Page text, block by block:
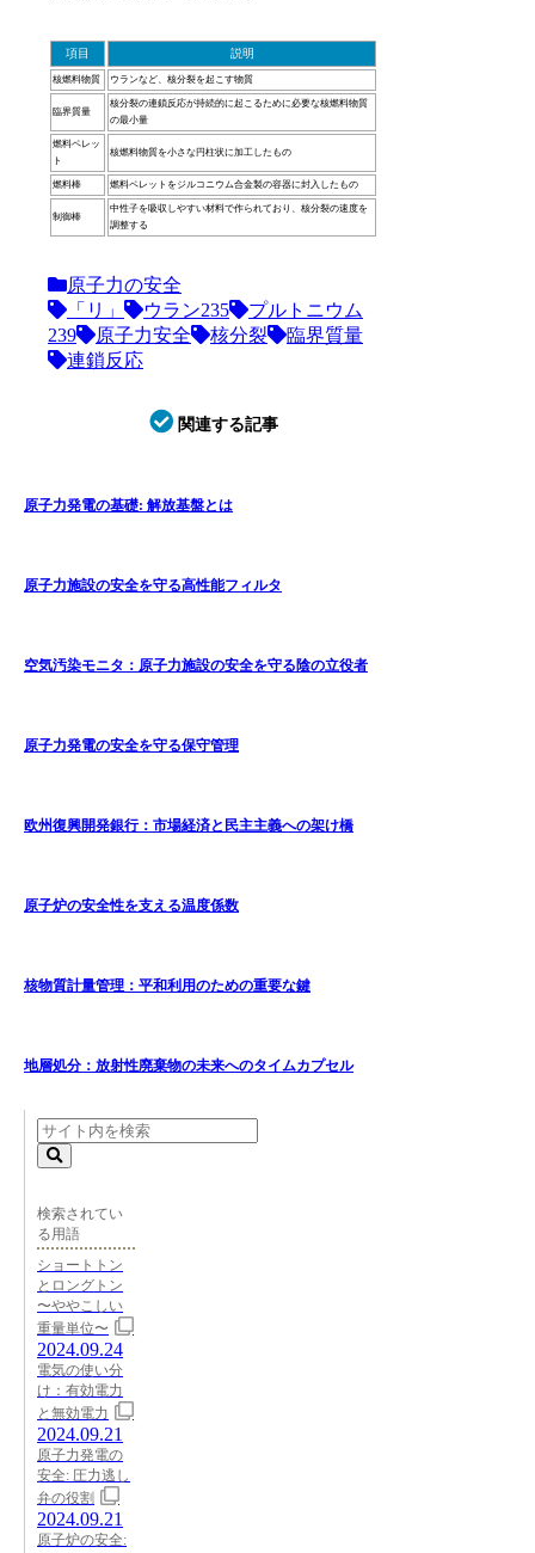
項目 説明
核燃料物質 ウランなど、核分裂を起こす物質
臨界質量
核分裂の連鎖反応が持続的に起こるために必要な核燃料物質
の最小量
燃料ペレッ
ト
核燃料物質を小さな円柱状に加工したもの
燃料棒 燃料ペレットをジルコニウム合金製の容器に封入したもの
制御棒
中性子を吸収しやすい材料で作られており、核分裂の速度を
調整する
原子力の安全
「リ」
ウラン235
プルトニウム
239
原子力安全 核分裂
臨界質量
連鎖反応
関連する記事
原子力発電の基礎: 解放基盤とは
原子力施設の安全を守る高性能フィルタ
空気汚染モニタ：原子力施設の安全を守る陰の立役者
原子力発電の安全を守る保守管理
欧州復興開発銀行：市場経済と民主主義への架け橋
原子炉の安全性を支える温度係数
核物質計量管理：平和利用のための重要な鍵
地層処分：放射性廃棄物の未来へのタイムカプセル
検索されてい
る用語
ショートトン
とロングトン
〜ややこしい
重量単位〜
2024.09.24
電気の使い分
け：有効電力
と無効電力
2024.09.21
原子力発電の
安全: 圧力逃し
弁の役割
2024.09.21
原子炉の安全: